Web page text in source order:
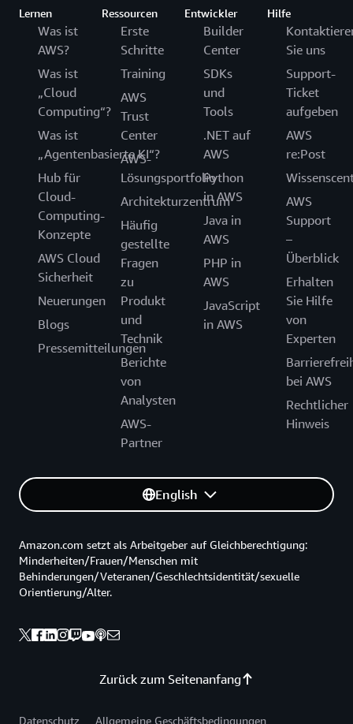
Lernen
Was ist
AWS?
Was ist
„Cloud
Computing“?
Was ist
„Agentenbasierte KI“?
Hub für
Cloud-
Computing-
Konzepte
AWS Cloud
Sicherheit
Neuerungen
Blogs
Pressemitteilungen
Ressourcen
Erste
Schritte
Training
AWS
Trust
Center
AWS-
Lösungsportfolio
Architekturzentrum
Häufig
gestellte
Fragen
zu
Produkt
und
Technik
Berichte
von
Analysten
AWS-
Partner
Entwickler
Builder
Center
SDKs
und
Tools
.NET auf
AWS
Python
in AWS
Java in
AWS
PHP in
AWS
JavaScript
in AWS
Hilfe
Sie uns
Support-
Ticket
aufgeben
AWS
re:Post
AWS
Support
–
Überblick
Erhalten
Sie Hilfe
von
Experten
bei AWS
Rechtlicher
Hinweis
English
Zurück zum Seitenanfang
Amazon.com setzt als Arbeitgeber auf Gleichberechtigung:
Minderheiten/Frauen/Menschen mit
Behinderungen/Veteranen/Geschlechtsidentität/sexuelle
Orientierung/Alter.
Datenschutz Allgemeine Geschäftsbedingungen